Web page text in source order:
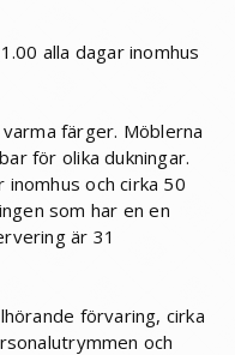
alla dagar inomhus
färger. Möblerna
för olika dukningar.
och cirka 50
som har en en
är 31
förvaring, cirka
och